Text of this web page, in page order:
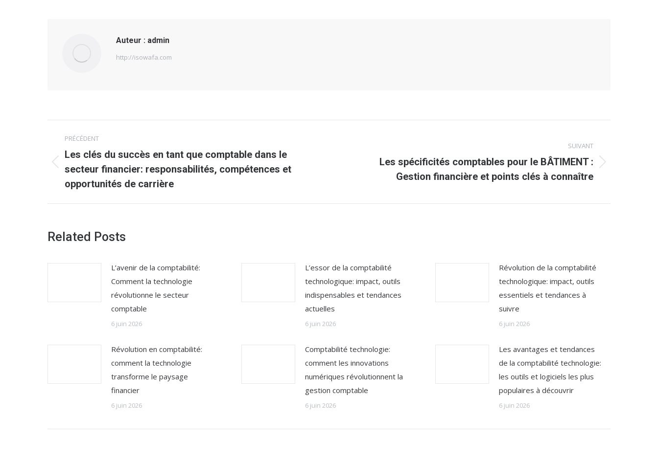
Auteur : admin
http://isowafa.com
Navigation
article
PRÉCÉDENT
Article
précédent
Les clés du succès en tant que comptable dans le
secteur financier: responsabilités, compétences et
opportunités de carrière
SUIVANT
Les spécificités comptables pour le BÂTIMENT :
Gestion financière et points clés à connaître
Related Posts
L’avenir de la comptabilité:
Comment la technologie
révolutionne le secteur
comptable
6 juin 2026
L’essor de la comptabilité
technologique: impact, outils
indispensables et tendances
actuelles
6 juin 2026
Révolution de la comptabilité
technologique: impact, outils
essentiels et tendances à
suivre
6 juin 2026
Révolution en comptabilité:
comment la technologie
transforme le paysage
financier
6 juin 2026
Comptabilité technologie:
comment les innovations
numériques révolutionnent la
gestion comptable
6 juin 2026
Les avantages et tendances
de la comptabilité technologie:
les outils et logiciels les plus
populaires à découvrir
6 juin 2026